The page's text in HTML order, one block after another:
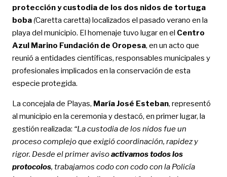
protección y custodia de los dos nidos de tortuga
boba (Caretta caretta) localizados el pasado verano en la
playa del municipio. El homenaje tuvo lugar en el Centro
Azul Marino Fundación de Oropesa, en un acto que
reunió a entidades científicas, responsables municipales y
profesionales implicados en la conservación de esta
especie protegida.
La concejala de Playas, María José Esteban, representó
al municipio en la ceremonia y destacó, en primer lugar, la
gestión realizada: “La custodia de los nidos fue un
proceso complejo que exigió coordinación, rapidez y
rigor. Desde el primer avisoactivamos todos los
protocolos, trabajamos codo con codo con la Policía